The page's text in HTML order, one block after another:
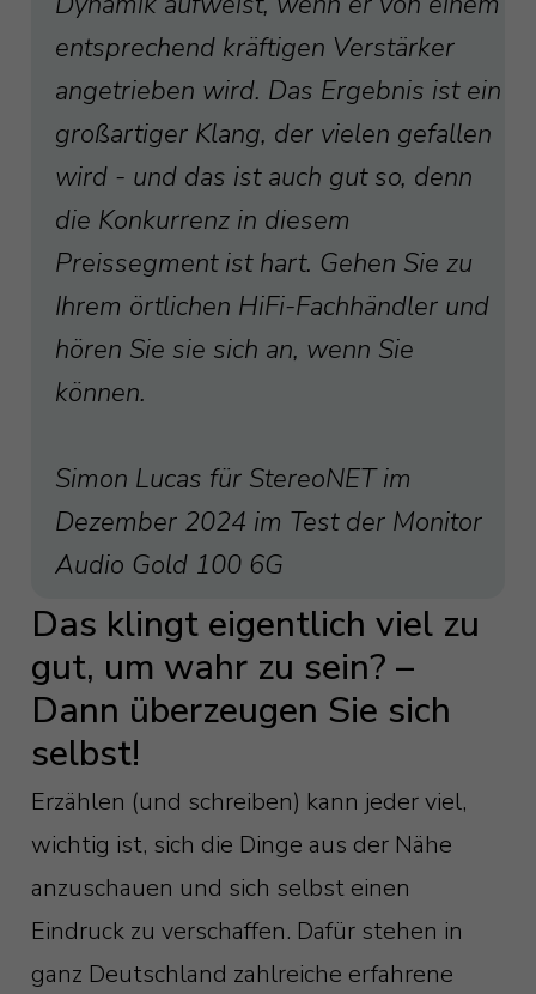
entsprechend kräftigen Verstärker
angetrieben wird. Das Ergebnis ist ein
großartiger Klang, der vielen gefallen
wird - und das ist auch gut so, denn
die Konkurrenz in diesem
Preissegment ist hart. Gehen Sie zu
Ihrem örtlichen HiFi-Fachhändler und
hören Sie sie sich an, wenn Sie
können.
Simon Lucas für StereoNET im
Dezember 2024 im Test der Monitor
Audio Gold 100 6G
Das klingt eigentlich viel zu
gut, um wahr zu sein? –
Dann überzeugen Sie sich
selbst!
Erzählen (und schreiben) kann jeder viel,
wichtig ist, sich die Dinge aus der Nähe
anzuschauen und sich selbst einen
Eindruck zu verschaffen. Dafür stehen in
ganz Deutschland zahlreiche erfahrene